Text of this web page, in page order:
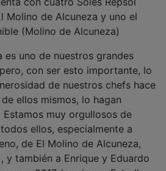
Molino de Alcuneza y uno el
(Molino de Alcuneza)
con ser esto importante, lo
de nuestros chefs hace
ellos mismos, lo hagan
muy orgullosos de
ellos, especialmente a
de El Molino de Alcuneza,
y también a Enrique y Eduardo
ya en 2017, la primera Estrella